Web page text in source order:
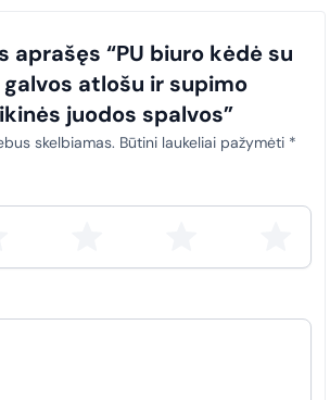
aprašęs “PU biuro kėdė su
atlošu ir supimo
juodos spalvos”
skelbiamas. Būtini laukeliai pažymėti *